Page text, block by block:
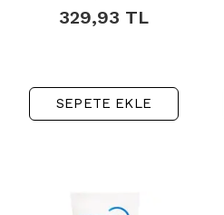
329,93 TL
SEPETE EKLE